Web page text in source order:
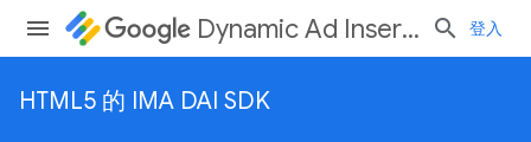
Dynamic Ad Insertion 登入
HTML5 的 IMA DAI SDK